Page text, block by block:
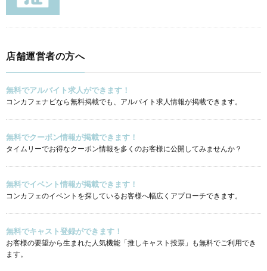
店舗運営者の方へ
無料でアルバイト求人ができます！
コンカフェナビなら無料掲載でも、アルバイト求人情報が掲載できます。
無料でクーポン情報が掲載できます！
タイムリーでお得なクーポン情報を多くのお客様に公開してみませんか？
無料でイベント情報が掲載できます！
コンカフェのイベントを探しているお客様へ幅広くアプローチできます。
無料でキャスト登録ができます！
お客様の要望から生まれた人気機能「推しキャスト投票」も無料でご利用でき
ます。